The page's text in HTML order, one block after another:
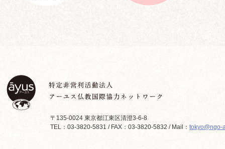
〒135-0024 東京都江東区清澄3-6-8
TEL：03-3820-5831 / FAX：03-3820-5832 / Mail： tokyo@ngo-